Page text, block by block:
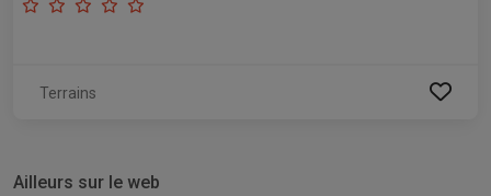
Terrains
Ailleurs sur le web